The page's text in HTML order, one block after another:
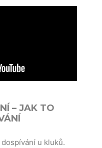
– JAK TO
u kluků.